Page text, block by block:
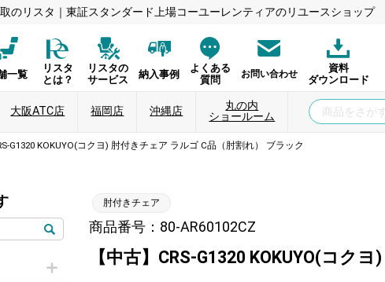
のリスタ｜東証スタンダード上場コーユーレンティアのリユースショップ
一覧
リスタ
とは？
リスタの
サービス
納入事例
よくある
質問
お問い合わせ
資料
ダウンロード
大阪ATC店 福岡店 沖縄店
丸の内
ショールーム
G1320 KOKUYO(コクヨ) 肘付きチェア ラルゴ C品（肘割れ） ブラック
肘付きチェア
商品番号：80-AR60102CZ
【中古】CRS-G1320 KOKUYO(コク